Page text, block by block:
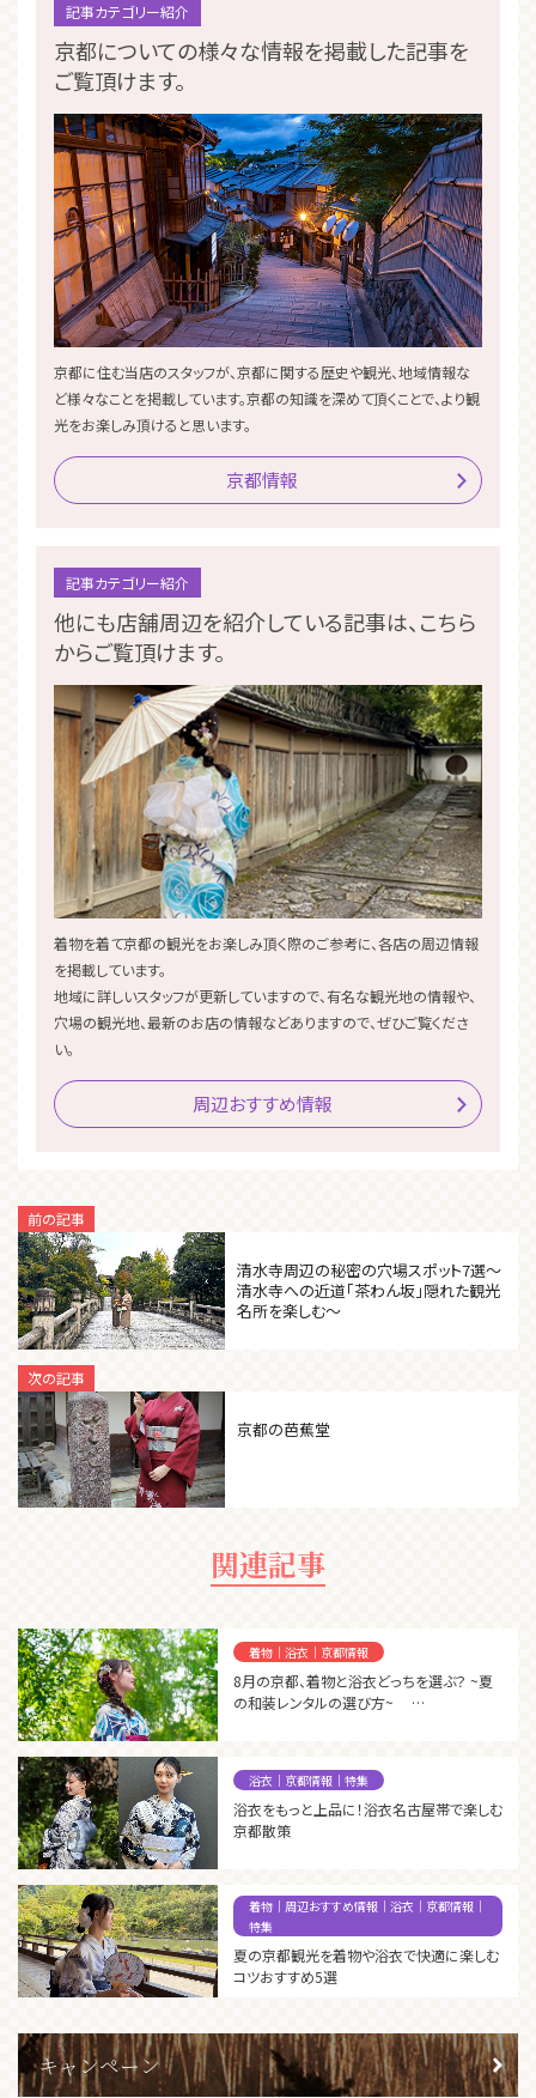
記事カテゴリー紹介
京都についての様々な情報を掲載した記事を
ご覧頂けます。
京都に住む当店のスタッフが、京都に関する歴史や観光、地域情報な
ど様々なことを掲載しています。京都の知識を深めて頂くことで、より観
光をお楽しみ頂けると思います。
京都情報
記事カテゴリー紹介
他にも店舗周辺を紹介している記事は、こちら
からご覧頂けます。
着物を着て京都の観光をお楽しみ頂く際のご参考に、各店の周辺情報
を掲載しています。
地域に詳しいスタッフが更新していますので、有名な観光地の情報や、
穴場の観光地、最新のお店の情報などありますので、ぜひご覧くださ
い。
周辺おすすめ情報
前の記事
清水寺周辺の秘密の穴場スポット7選～
清水寺への近道「茶わん坂」隠れた観光
名所を楽しむ～
次の記事
京都の芭蕉堂
関連記事
着物｜浴衣｜京都情報
8月の京都、着物と浴衣どっちを選ぶ？ ~夏
の和装レンタルの選び方~
浴衣｜京都情報｜特集
浴衣をもっと上品に！浴衣名古屋帯で楽しむ
京都散策
着物｜周辺おすすめ情報｜浴衣｜京都情報｜
特集
夏の京都観光を着物や浴衣で快適に楽しむ
コツおすすめ5選
キャンペーン